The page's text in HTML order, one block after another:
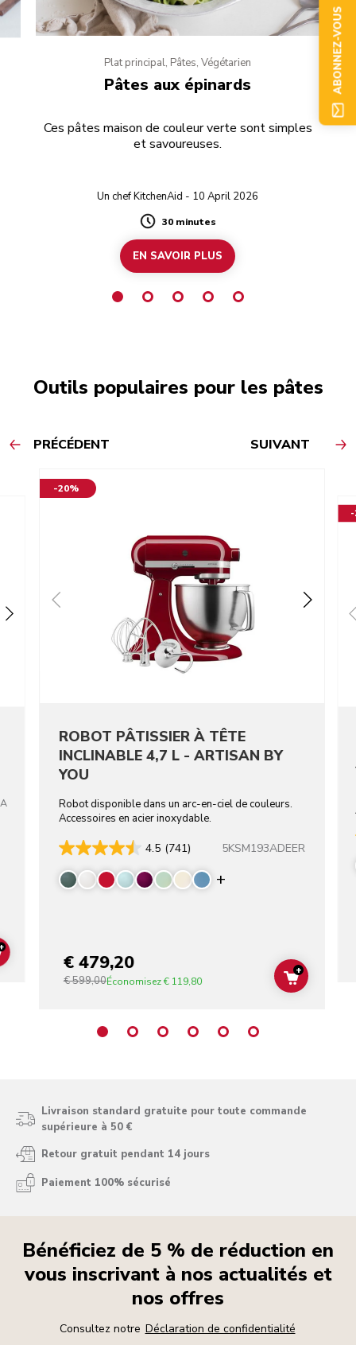
Plat principal, Pâtes, Végétarien
Pâtes aux épinards
Ces pâtes maison de couleur verte sont simples
et savoureuses.
Un chef KitchenAid - 10 April 2026
Duration
30 minutes
EN SAVOIR PLUS
Outils populaires pour les pâtes
PRÉCÉDENT SUIVANT
ADD TO CART
-20%
ROBOT PÂTISSIER À TÊTE
INCLINABLE 4,7 L - ARTISAN BY
YOU
Robot disponible dans un arc-en-ciel de couleurs.
Accessoires en acier inoxydable.
4.5 (741) 5KSM193ADEER
Display more
€ 479,20
€ 599,00Économisez€ 119,80 ADD TO
+
-
Livraison standard gratuite pour toute commande
supérieure à 50 €
Retour gratuit pendant 14 jours
Paiement 100% sécurisé
Bénéficiez de 5 % de réduction en
vous inscrivant à nos actualités et
nos offres
Consultez notre Déclaration de confidentialité
ABONNEZ-VOUS